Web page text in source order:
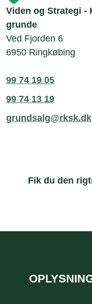
Viden og Strategi -
grunde
Ved Fjorden 6
6950 Ringkøbing
99 74 19 05
99 74 13 19
grundsalg@rksk.dk
Fik du den